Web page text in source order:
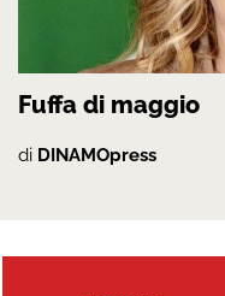
Fuffa di maggio
di DINAMOpress